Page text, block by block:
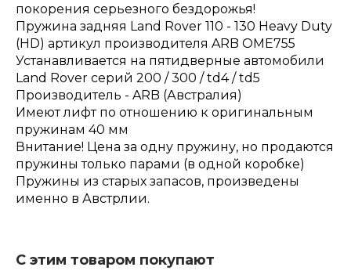
покорения серьезного бездорожья!
Пружина задняя Land Rover 110 - 130 Heavy Duty
(HD) артикул производителя ARB OME755
Устанавливается на пятидверные автомобили
Land Rover серий 200 / 300 / td4 / td5
Производитель - ARB (Австралия)
Имеют лифт по отношению к оригинальным
пружинам 40 мм
Внитание! Цена за одну пружину, но продаются
пружины только парами (в одной коробке)
Пружины из старых запасов, произведены
именно в Австрлии.
С этим товаром покупают